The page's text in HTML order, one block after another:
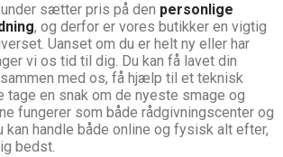
sætter pris på den personlige
, og derfor er vores butikker en vigtig
Uanset om du er helt ny eller har
vi os tid til dig. Du kan få lavet din
med os, få hjælp til et teknisk
tage en snak om de nyeste smage og
fungerer som både rådgivningscenter og
kan handle både online og fysisk alt efter,
bedst.